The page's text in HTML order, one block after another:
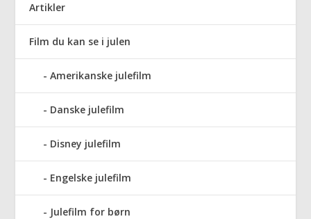
Artikler
Film du kan se i julen
Amerikanske julefilm
Danske julefilm
Disney julefilm
Engelske julefilm
Julefilm for børn